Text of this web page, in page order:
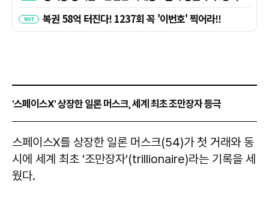
'스페이스X' 상장한 일론 머스크, 세계 최초 조만장자 등극
​​​​​​​스페이스X를 상장한 일론 머스크(54)가 첫 거래와 동
시에 세계 최초 '조만장자'(trillionaire)라는 기록을 세
웠다.